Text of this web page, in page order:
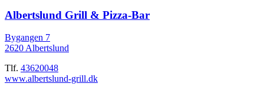
Albertslund Grill & Pizza-Bar
Bygangen 7
2620 Albertslund
Tlf. 43620048
www.albertslund-grill.dk